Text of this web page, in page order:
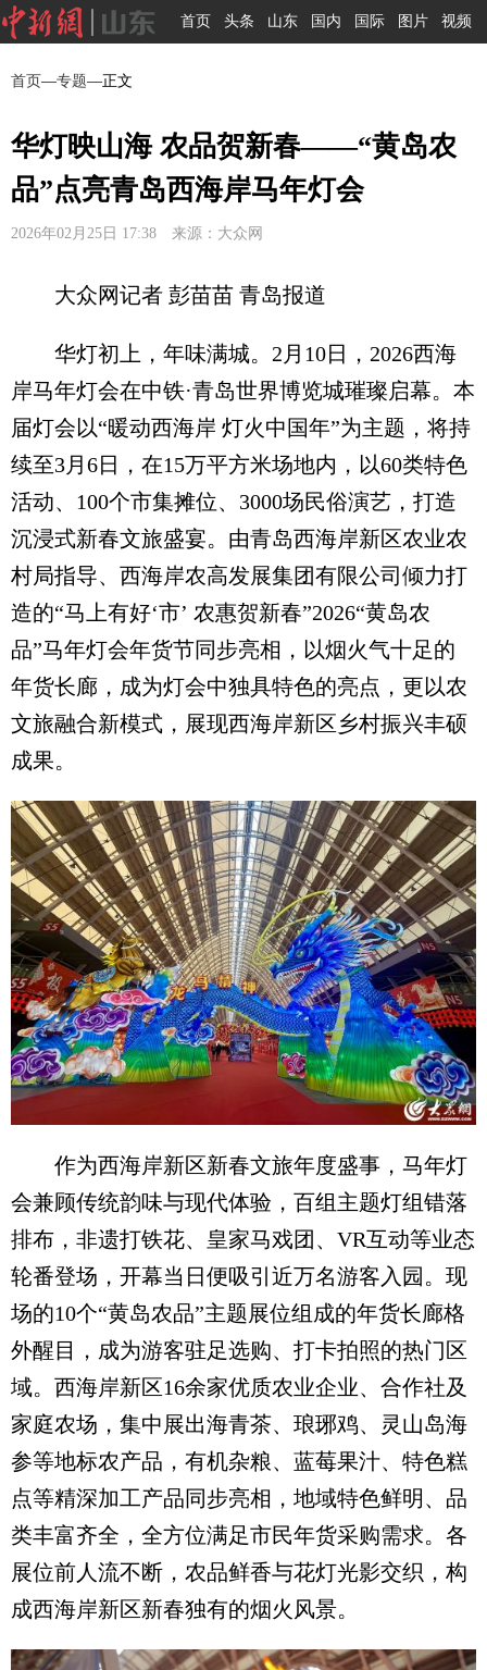
首页 头条 山东 国内 国际 图片 视频
首页—专题—正文
华灯映山海 农品贺新春——“黄岛农
品”点亮青岛西海岸马年灯会
2026年02月25日 17:38 来源：大众网
大众网记者 彭苗苗 青岛报道
华灯初上，年味满城。2月10日，2026西海
岸马年灯会在中铁·青岛世界博览城璀璨启幕。本
届灯会以“暖动西海岸 灯火中国年”为主题，将持
续至3月6日，在15万平方米场地内，以60类特色
活动、100个市集摊位、3000场民俗演艺，打造
沉浸式新春文旅盛宴。由青岛西海岸新区农业农
村局指导、西海岸农高发展集团有限公司倾力打
造的“马上有好‘市’ 农惠贺新春”2026“黄岛农
品”马年灯会年货节同步亮相，以烟火气十足的
年货长廊，成为灯会中独具特色的亮点，更以农
文旅融合新模式，展现西海岸新区乡村振兴丰硕
成果。
作为西海岸新区新春文旅年度盛事，马年灯
会兼顾传统韵味与现代体验，百组主题灯组错落
排布，非遗打铁花、皇家马戏团、VR互动等业态
轮番登场，开幕当日便吸引近万名游客入园。现
场的10个“黄岛农品”主题展位组成的年货长廊格
外醒目，成为游客驻足选购、打卡拍照的热门区
域。西海岸新区16余家优质农业企业、合作社及
家庭农场，集中展出海青茶、琅琊鸡、灵山岛海
参等地标农产品，有机杂粮、蓝莓果汁、特色糕
点等精深加工产品同步亮相，地域特色鲜明、品
类丰富齐全，全方位满足市民年货采购需求。各
展位前人流不断，农品鲜香与花灯光影交织，构
成西海岸新区新春独有的烟火风景。